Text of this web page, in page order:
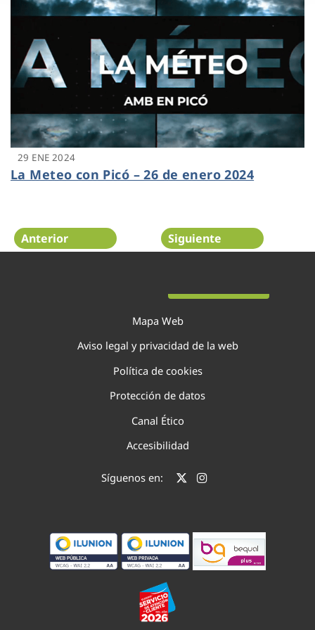
29 ENE 2024
La Meteo con Picó – 26 de enero 2024
Anterior Siguiente
Mapa Web
Aviso legal y privacidad de la web
Política de cookies
Protección de datos
Canal Ético
Accesibilidad
Síguenos en: